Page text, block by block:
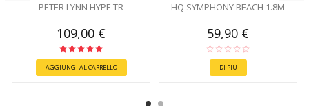
PETER LYNN HYPE TR
109,00 €
AGGIUNGI AL CARRELLO
HQ SYMPHONY BEACH 1.8M
59,90 €
DI PIÙ